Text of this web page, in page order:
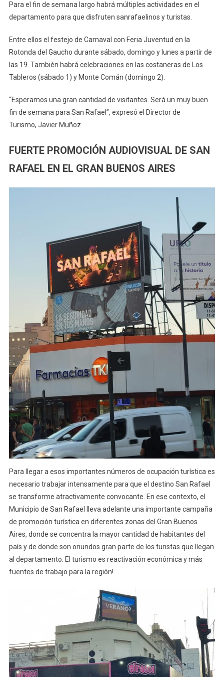
Para el fin de semana largo habrá múltiples actividades en el
departamento para que disfruten sanrafaelinos y turistas.
Entre ellos el festejo de Carnaval con Feria Juventud en la
Rotonda del Gaucho durante sábado, domingo y lunes a partir de
las 19. También habrá celebraciones en las costaneras de Los
Tableros (sábado 1) y Monte Comán (domingo 2).
“Esperamos una gran cantidad de visitantes. Será un muy buen
fin de semana para San Rafael”, expresó el Director de
Turismo, Javier Muñoz.
FUERTE PROMOCIÓN AUDIOVISUAL DE SAN
RAFAEL EN EL GRAN BUENOS AIRES
Para llegar a esos importantes números de ocupación turística es
necesario trabajar intensamente para que el destino San Rafael
se transforme atractivamente convocante. En ese contexto, el
Municipio de San Rafael lleva adelante una importante campaña
de promoción turística en diferentes zonas del Gran Buenos
Aires, donde se concentra la mayor cantidad de habitantes del
país y de donde son oriundos gran parte de los turistas que llegan
al departamento. El turismo es reactivación económica y más
fuentes de trabajo para la región!